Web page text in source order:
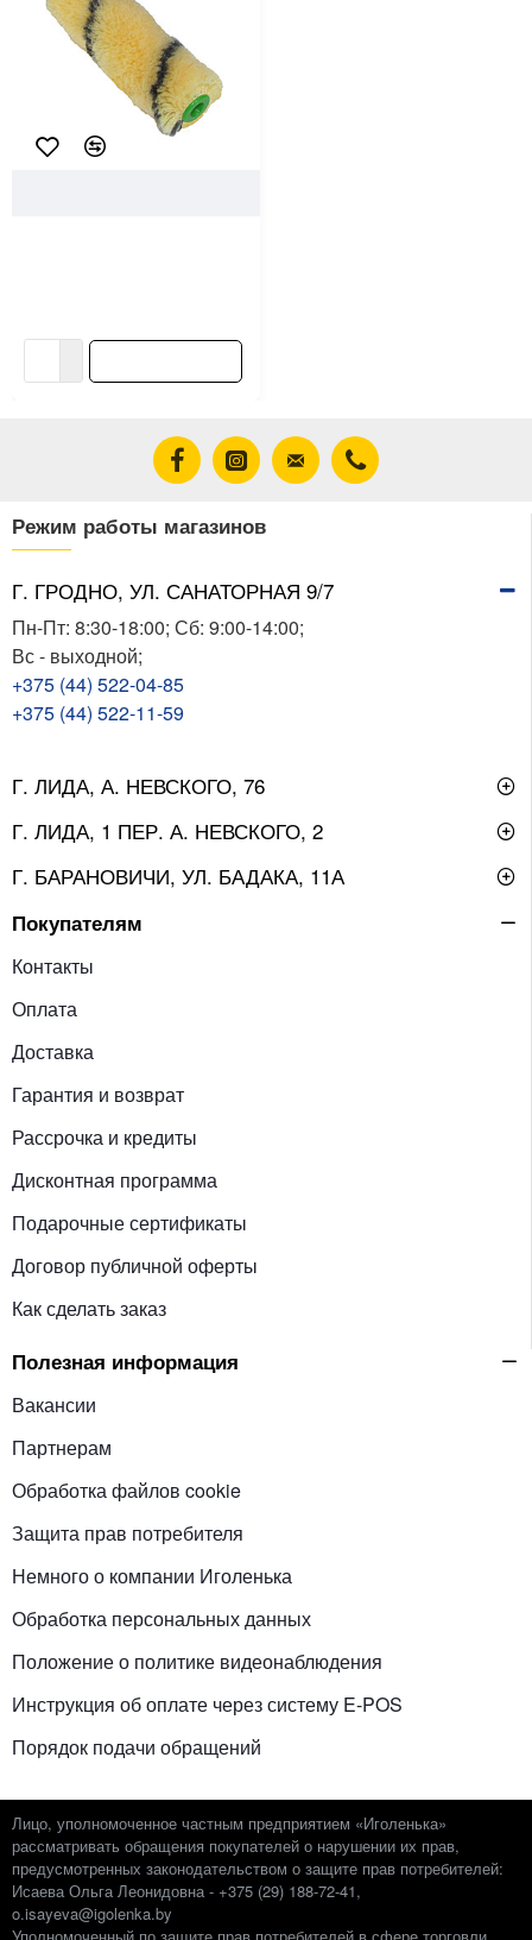
Режим работы магазинов
Г. ГРОДНО, УЛ. САНАТОРНАЯ 9/7
Пн-Пт: 8:30-18:00; Сб: 9:00-14:00;
Вс - выходной;
+375 (44) 522-04-85
+375 (44) 522-11-59
Г. ЛИДА, А. НЕВСКОГО, 76
Г. ЛИДА, 1 ПЕР. А. НЕВСКОГО, 2
Г. БАРАНОВИЧИ, УЛ. БАДАКА, 11А
Покупателям
Контакты
Оплата
Доставка
Гарантия и возврат
Рассрочка и кредиты
Дисконтная программа
Подарочные сертификаты
Договор публичной оферты
Как сделать заказ
Полезная информация
Вакансии
Партнерам
Обработка файлов cookie
Защита прав потребителя
Немного о компании Иголенька
Обработка персональных данных
Положение о политике видеонаблюдения
Инструкция об оплате через систему E-POS
Порядок подачи обращений
Лицо, уполномоченное частным предприятием «Иголенька»
рассматривать обращения покупателей о нарушении их прав,
предусмотренных законодательством о защите прав потребителей:
Исаева Ольга Леонидовна - +375 (29) 188-72-41,
o.isayeva@igolenka.by